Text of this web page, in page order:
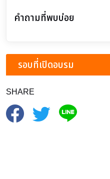
คำถามที่พบบ่อย
รอบที่เปิดอบรม
SHARE